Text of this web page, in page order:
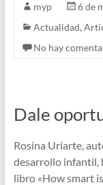
myp
6 de
Actualidad,
No hay
Dale
Rosina Uriarte,
desarrollo infantil,
libro «How smart